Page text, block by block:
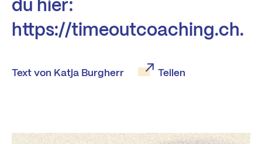
du hier:
https://timeoutcoaching.ch.
Text von Katja Burgherr Teilen